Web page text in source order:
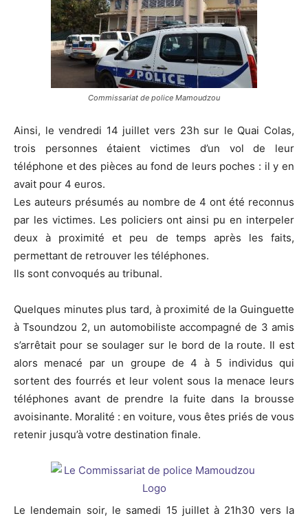
Commissariat de police Mamoudzou
Ainsi, le vendredi 14 juillet vers 23h sur le Quai Colas,
trois personnes étaient victimes d’un vol de leur
téléphone et des pièces au fond de leurs poches : il y en
avait pour 4 euros.
Les auteurs présumés au nombre de 4 ont été reconnus
par les victimes. Les policiers ont ainsi pu en interpeler
deux à proximité et peu de temps après les faits,
permettant de retrouver les téléphones.
Ils sont convoqués au tribunal.
Quelques minutes plus tard, à proximité de la Guinguette
à Tsoundzou 2, un automobiliste accompagné de 3 amis
s’arrêtait pour se soulager sur le bord de la route. Il est
alors menacé par un groupe de 4 à 5 individus qui
sortent des fourrés et leur volent sous la menace leurs
téléphones avant de prendre la fuite dans la brousse
avoisinante. Moralité : en voiture, vous êtes priés de vous
retenir jusqu’à votre destination finale.
Le lendemain soir, le samedi 15 juillet à 21h30 vers la